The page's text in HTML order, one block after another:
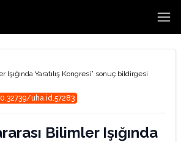
Işığında Yaratılış Kongresi” sonuç bildirgesi
uha.id.57283
Bilimler Işığında